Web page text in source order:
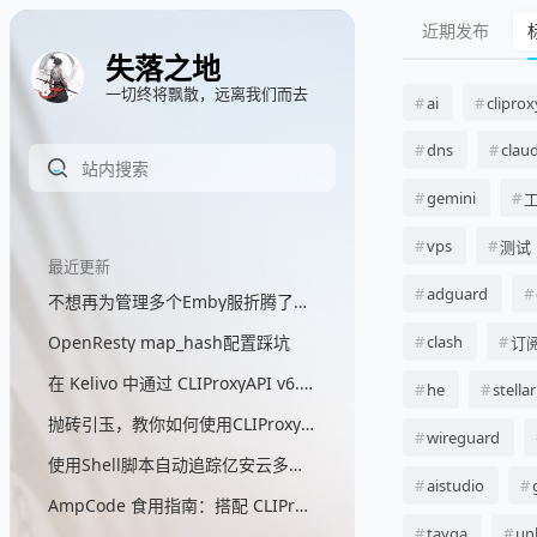
失落之地
一切终将飘散，远离我们而去
最近更新
不想再为管理多个Emby服折腾了，所以我写了一个聚合代理网关
OpenResty map_hash配置踩坑
在 Kelivo 中通过 CLIProxyAPI v6.9.30+ 直接调用 GPT 画图
抛砖引玉，教你如何使用CLIProxyAPI来自定义GPT画图模型
使用Shell脚本自动追踪亿安云多出口IP
AmpCode 食用指南：搭配 CLIProxyAPI 实现自定义模型自由
近期发布
ai
dns
gemini
vps 测试
adguard
clash 订
he stellar
wireguard
aistudio